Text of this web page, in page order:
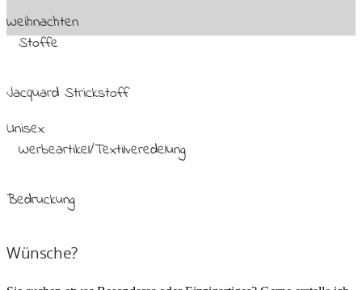
Weihnachten
Stoffe
Jacquard Strickstoff
Unisex
Werbeartikel/Textilveredelung
Bedruckung
Wünsche?